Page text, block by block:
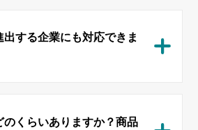
出する企業にも対応できま
のくらいありますか？商品